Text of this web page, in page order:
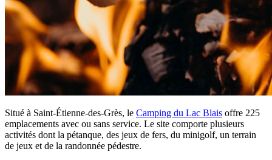
Situé à Saint-Étienne-des-Grès, le Camping du Lac Blais offre 225
emplacements avec ou sans service. Le site comporte plusieurs
activités dont la pétanque, des jeux de fers, du minigolf, un terrain
de jeux et de la randonnée pédestre.